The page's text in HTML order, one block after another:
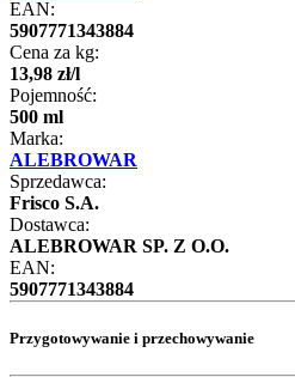
EAN:
5907771343884
Cena za kg:
13,98 zł/l
Pojemność:
500 ml
Marka:
ALEBROWAR
Sprzedawca:
Frisco S.A.
Dostawca:
ALEBROWAR SP. Z O.O.
EAN:
5907771343884
Przygotowywanie i przechowywanie